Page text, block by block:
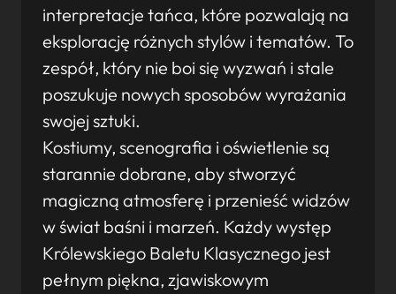
interpretacje tańca, które pozwalają na
eksplorację różnych stylów i tematów. To
zespół, który nie boi się wyzwań i stale
poszukuje nowych sposobów wyrażania
swojej sztuki.
Kostiumy, scenografia i oświetlenie są
starannie dobrane, aby stworzyć
magiczną atmosferę i przenieść widzów
w świat baśni i marzeń. Każdy występ
Królewskiego Baletu Klasycznego jest
pełnym piękna, zjawiskowym